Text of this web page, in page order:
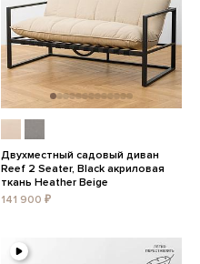
Двухместный садовый диван
Reef 2 Seater, Black акриловая
ткань Heather Beige
141 900 ₽